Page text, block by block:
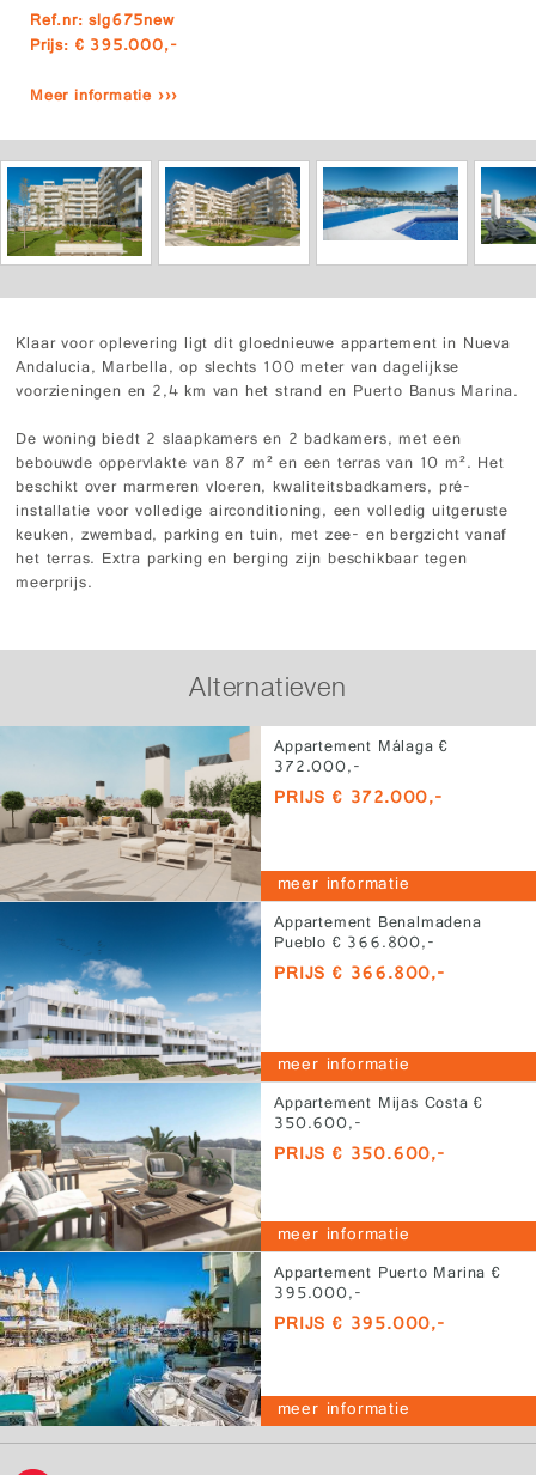
Ref.nr: slg675new
Prijs: € 395.000,-
Meer informatie ›››
Klaar voor oplevering ligt dit gloednieuwe appartement in Nueva
Andalucia, Marbella, op slechts 100 meter van dagelijkse
voorzieningen en 2,4 km van het strand en Puerto Banus Marina.
De woning biedt 2 slaapkamers en 2 badkamers, met een
bebouwde oppervlakte van 87 m² en een terras van 10 m². Het
beschikt over marmeren vloeren, kwaliteitsbadkamers, pré-
installatie voor volledige airconditioning, een volledig uitgeruste
keuken, zwembad, parking en tuin, met zee- en bergzicht vanaf
het terras. Extra parking en berging zijn beschikbaar tegen
meerprijs.
Alternatieven
Appartement Málaga €
372.000,-
PRIJS € 372.000,-
meer informatie
Appartement Benalmadena
Pueblo € 366.800,-
PRIJS € 366.800,-
meer informatie
Appartement Mijas Costa €
350.600,-
PRIJS € 350.600,-
meer informatie
Appartement Puerto Marina €
395.000,-
PRIJS € 395.000,-
meer informatie